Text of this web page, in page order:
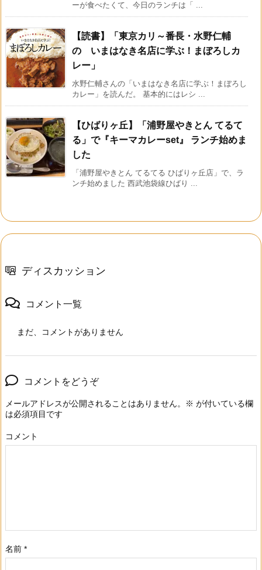
ーが食べたくて、今日のランチは「 ...
【読書】「東京カリ～番長・水野仁輔
の いまはなき名店に学ぶ！まぼろしカ
レー」
水野仁輔さんの「いまはなき名店に学ぶ！まぼろし
カレー」を読んだ。 基本的にはレシ ...
【ひばりヶ丘】「浦野屋やきとん てるて
る」で『キーマカレーset』 ランチ始めま
した
「浦野屋やきとん てるてる ひばりヶ丘店」で、ラ
ンチ始めました 西武池袋線ひばり ...
ディスカッション
コメント一覧
まだ、コメントがありません
コメントをどうぞ
メールアドレスが公開されることはありません。 ※ が付いている欄
は必須項目です
コメント
名前 *